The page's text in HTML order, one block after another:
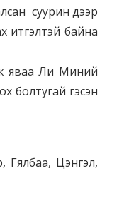
суурин дээр
итгэлтэй байна
яваа Ли Миний
болтугай гэсэн
Гялбаа, Цэнгэл,